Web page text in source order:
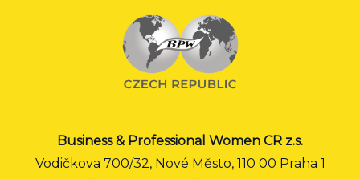
Business & Professional Women CR z.s.
Vodičkova 700/32, Nové Město, 110 00 Praha 1